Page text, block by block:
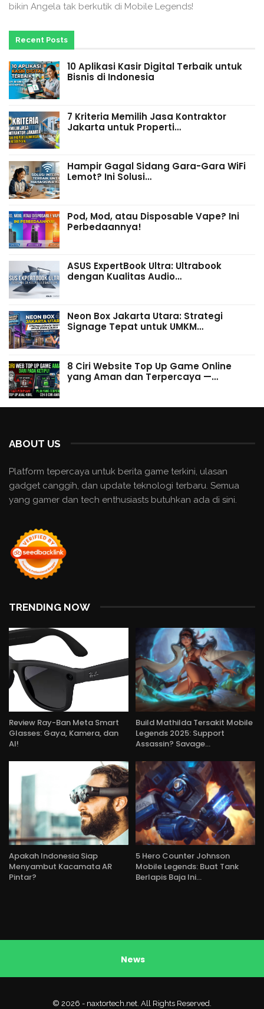
bikin Angela tak berkutik di Mobile Legends!
Recent Posts
10 Aplikasi Kasir Digital Terbaik untuk
Bisnis di Indonesia
7 Kriteria Memilih Jasa Kontraktor
Jakarta untuk Properti…
Hampir Gagal Sidang Gara-Gara WiFi
Lemot? Ini Solusi…
Pod, Mod, atau Disposable Vape? Ini
Perbedaannya!
ASUS ExpertBook Ultra: Ultrabook
dengan Kualitas Audio…
Neon Box Jakarta Utara: Strategi
Signage Tepat untuk UMKM…
8 Ciri Website Top Up Game Online
yang Aman dan Terpercaya —…
ABOUT US
Platform tepercaya untuk berita game terkini, ulasan
gadget canggih, dan update teknologi terbaru. Semua
yang gamer dan tech enthusiasts butuhkan ada di sini.
TRENDING NOW
Review Ray-Ban Meta Smart
Glasses: Gaya, Kamera, dan
AI!
Build Mathilda Tersakit Mobile
Legends 2025: Support
Assassin? Savage…
Apakah Indonesia Siap
Menyambut Kacamata AR
Pintar?
5 Hero Counter Johnson
Mobile Legends: Buat Tank
Berlapis Baja Ini…
News
© 2026 - naxtortech.net. All Rights Reserved.